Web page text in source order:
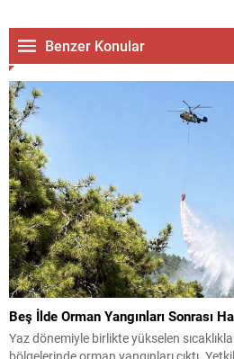
Benzer Konular
Beş İlde Orman Yangınları Sonrası
Yaz dönemiyle birlikte yükselen
bölgelerinde orman yangınları çıktı.